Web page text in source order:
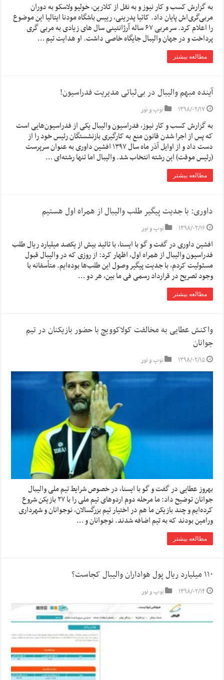
به گزارش کسب و کار نیوز و به نقل از کلارین، خولیو ولاسکو به دوران
مربی‌گری‌اش پایان داد. کاتیا پدرینی، رییس باشگاه مودنا ایتالیا این موضوع
را اعلام کرد. سرمربی ۶۷ ساله آرژانتینی سال های زیادی به مربی گری
پرداخت و در جهان والیبال جایگاه خاصی داشت. او هدایت تیم …
مطالعه بیشتر
آینده مبهم والیبال در بی‌ثباتی مدیریت فدراسیون!
۱۳۹۸/۰۲/۱۷ توپ و تور
به گزارش کسب و کار نیوز، فدراسیون والیبال یکی از فدراسیون‌هایی است
که پس از اجرا شدن قانون منع به کارگیری بازنشستگان رئیس خود را از
دست داد و از اوایل آذر ماه سال ۱۳۹۷ افشین داوری به عنوان سرپرست
(رئیس موقت) این رشته انتخاب شد. والیبال اما تنها رشته‌ای …
مطالعه بیشتر
داوری: با جدیت پیگیر طلب والیبال از همراه اول هستیم
۱۳۹۸/۰۲/۱۶ توپ و تور
افشین داوری در گفت و گو با ایسنا، با تائید بیش از یکصد میلیارد ریال طلب
فدراسیون والیبال از همراه اول، اظهار کرد: از روزی که در والیبال قبول
مسئولیت کردم، با جدیت پیگیر وصول این طلب‌ها بوده‌ایم. متأسفانه با
وجود تصریح در قرارداد رسمی فی ما بین، هر دو …
مطالعه بیشتر
واکنش عطایی به مخالفت کولاکوویچ با حضور بازیکنان در تیم
جوانان
۱۳۹۸/۰۲/۱۵ توپ و تور
بهروز عطایی در گفت و گو با ایسنا، در خصوص شرایط تیم ملی والیبال
جوانان توضیح داد: ما مرحله دوم اردوهای تیم ملی را با ۲۷ بازیکن شروع
کرده‌ایم و چند بازیکن ما هم در اختیار تیم بزرگسالان، نوجوانان و شهرداری
ورامین بودند که به تیم اضافه شدند. نوجوانان و …
مطالعه بیشتر
۱۱۰ میلیارد ریال پول هواداران والیبال کجاست؟
۱۳۹۸/۰۲/۱۴ توپ و تور